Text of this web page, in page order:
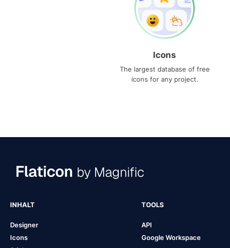
Icons
The largest database of free
icons for any project.
INHALT
Designer
Icons
TOOLS
API
Google Workspace